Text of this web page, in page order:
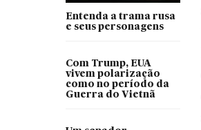
Entenda a trama rusa
e seus personagens
Com Trump, EUA
vivem polarização
como no período da
Guerra do Vietnã